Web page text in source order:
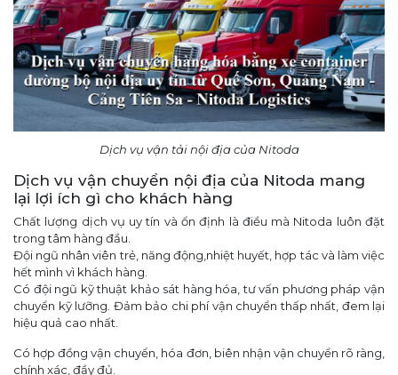
Dịch vụ vận tải nội địa của Nitoda
Dịch vụ vận chuyển nội địa của Nitoda mang
lại lợi ích gì cho khách hàng
Chất lượng dịch vụ uy tín và ổn định là điều mà Nitoda luôn đặt
trong tâm hàng đầu.
Đội ngũ nhân viên trẻ, năng động,nhiệt huyết, hợp tác và làm việc
hết mình vì khách hàng.
Có đội ngũ kỹ thuật khảo sát hàng hóa, tư vấn phương pháp vận
chuyển kỹ lưỡng. Đảm bảo chi phí vận chuyển thấp nhất, đem lại
hiệu quả cao nhất.
Có hợp đồng vận chuyển, hóa đơn, biên nhận vận chuyển rõ ràng,
chính xác, đầy đủ.